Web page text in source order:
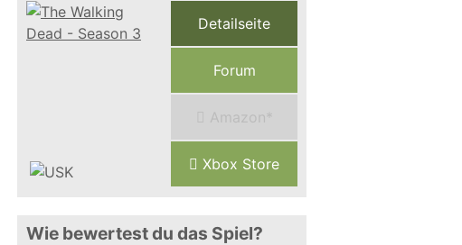
Detailseite
Forum
Amazon*
Xbox Store
Wie bewertest du das Spiel?